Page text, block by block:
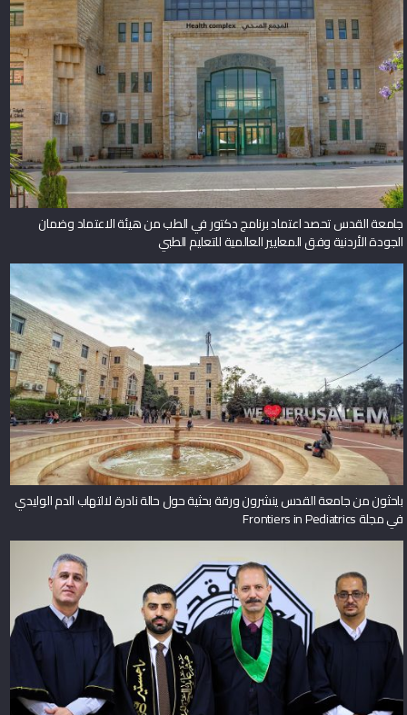
جامعة القدس تحصد اعتماد برنامج دكتور في الطب من هيئة الاعتماد وضمان
الجودة الأردنية وفق المعايير العالمية للتعليم الطبي
باحثون من جامعة القدس ينشرون ورقة بحثية حول حالة نادرة لالتهاب الدم الوليدي
في مجلة Frontiers in Pediatrics